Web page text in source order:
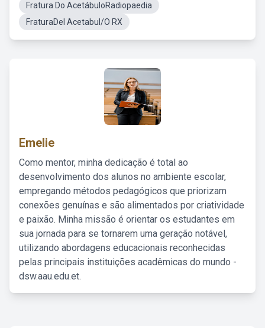
Fratura Do AcetábuloRadiopaedia
FraturaDel Acetabul/O RX
Emelie
Como mentor, minha dedicação é total ao
desenvolvimento dos alunos no ambiente escolar,
empregando métodos pedagógicos que priorizam
conexões genuínas e são alimentados por criatividade
e paixão. Minha missão é orientar os estudantes em
sua jornada para se tornarem uma geração notável,
utilizando abordagens educacionais reconhecidas
pelas principais instituições acadêmicas do mundo -
dsw.aau.edu.et.